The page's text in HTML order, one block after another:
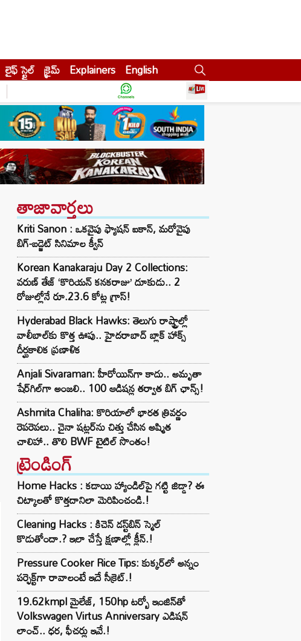
లైఫ్ స్టైల్ క్రైమ్ Explainers English
తాజావార్తలు
Kriti Sanon : ఒకవైపు ఫ్యాషన్ ఐకాన్, మరోవైపు
బిగ్-బడ్జెట్ సినిమాల క్వీన్
Korean Kanakaraju Day 2 Collections:
వరుణ్ తేజ్ ‘కొరియన్ కనకరాజు’ దూకుడు.. 2
రోజుల్లోనే రూ.23.6 కోట్ల గ్రాస్!
Hyderabad Black Hawks: తెలుగు రాష్ట్రాల్లో
వాలీబాల్‌కు కొత్త ఊపు.. హైదరాబాద్ బ్లాక్ హాక్స్
దీర్ఘకాలిక ప్రణాళిక
Anjali Sivaraman: హీరోయిన్‌గా కాదు.. అమృతా
షేర్‌గిల్‌గా అంజలి.. 100 ఆడిషన్ల తర్వాత బిగ్ ఛాన్స్!
Ashmita Chaliha: కొరియాలో భారత త్రివర్ణం
రెపరెపలు.. చైనా షట్లర్‌ను చిత్తు చేసిన అష్మిత
చాలిహా.. తొలి BWF టైటిల్ సొంతం!
ట్రెండింగ్‌
Home Hacks : కడాయి హ్యాండిల్‌పై గట్టి జిడ్డా? ఈ
చిట్కాలతో కొత్తదానిలా మెరిపించండి.!
Cleaning Hacks : కిచెన్ డస్ట్‌బిన్ స్మెల్
కొడుతోందా.? ఇలా చేస్తే క్షణాల్లో క్లీన్.!
Pressure Cooker Rice Tips: కుక్కర్‌లో అన్నం
పర్ఫెక్ట్‌గా రావాలంటే ఇదే సీక్రెట్.!
19.62kmpl మైలేజ్, 150hp టర్బో ఇంజిన్‌తో
Volkswagen Virtus Anniversary ఎడిషన్
లాంచ్.. ధర, ఫీచర్లు ఇవే.!